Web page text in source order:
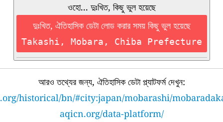
ওহো... দুঃখিত, কিছু ভুল হয়েছে
দুঃখিত, ঐতিহাসিক ডেটা লোড করার সময় কিছু ভুল হয়েছে
Takashi, Mobara, Chiba Prefecture
আরও তথ্যের জন্য, ঐতিহাসিক ডেটা প্ল্যাটফর্ম দেখুন:
historical/bn/#city:japan/mobarashi/
aqicn.org/data-platform/